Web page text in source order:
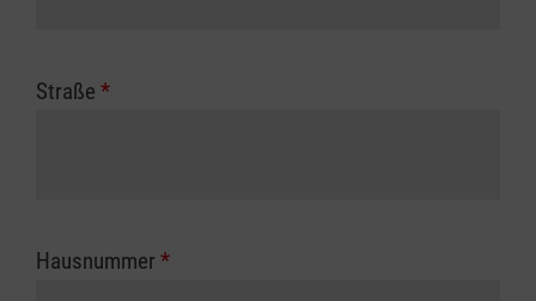
Straße *
Hausnummer *